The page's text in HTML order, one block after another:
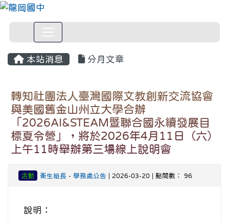
本站消息 分月文章
轉知社團法人臺灣國際文教創新交流協會
與美國舊金山州立大學合辦
「2026AI&STEAM暨聯合國永續發展目
標夏令營」，將於2026年4月11日（六）
上午11時舉辦第三場線上說明會
活動 衛生組長 - 學務處公告 | 2026-03-20 | 點閱數： 96
說明：